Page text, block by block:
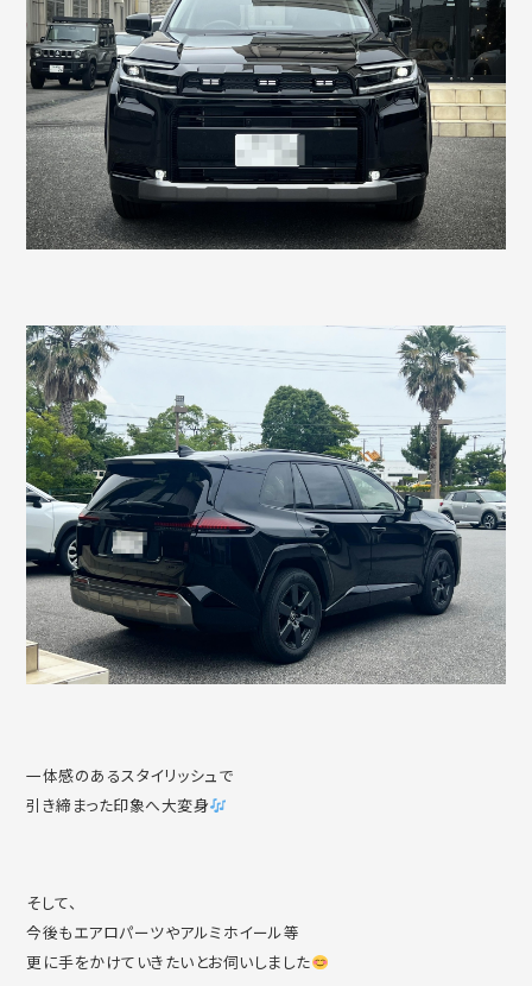
一体感のあるスタイリッシュで
引き締まった印象へ大変身
そして、
今後もエアロパーツやアルミホイール等
更に手をかけていきたいとお伺いしました